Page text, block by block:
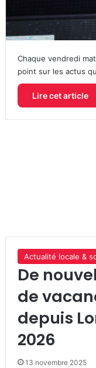
Chaque vendredi
point sur les actus
Lire cet article
Actualité locale &
De
de
depuis
2026
13 novembre 2025